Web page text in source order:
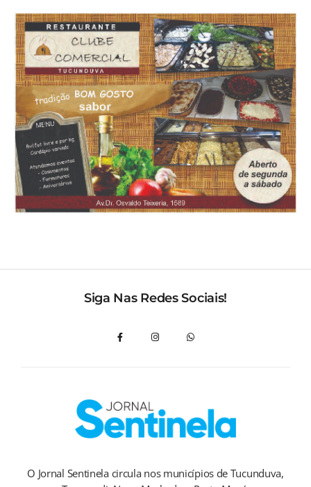
Siga Nas Redes Sociais!
O Jornal Sentinela circula nos municípios de Tucunduva,